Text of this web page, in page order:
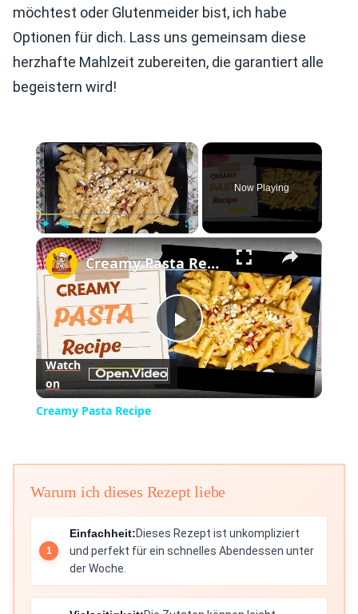
möchtest oder Glutenmeider bist, ich habe
Optionen für dich. Lass uns gemeinsam diese
herzhafte Mahlzeit zubereiten, die garantiert alle
begeistern wird!
×
Play Unmute Fullscreen
Now Playing
×
Play
Video
Creamy Pasta Recipe
Watch
on
Creamy Pasta Recipe
Warum ich dieses Rezept liebe
Einfachheit:Dieses Rezept ist unkompliziert
und perfekt für ein schnelles Abendessen unter
der Woche.